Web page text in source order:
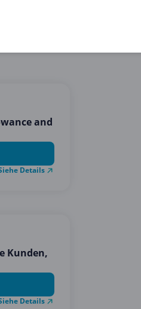
and
Details
Kunden,
Details